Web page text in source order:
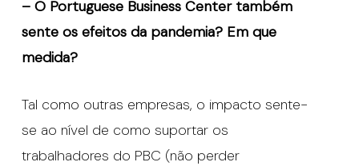
– O Portuguese Business Center também
sente os efeitos da pandemia? Em que
medida?
Tal como outras empresas, o impacto sente-
se ao nível de como suportar os
trabalhadores do PBC (não perder